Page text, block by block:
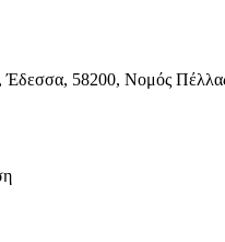
Έδεσσα, 58200, Νομός